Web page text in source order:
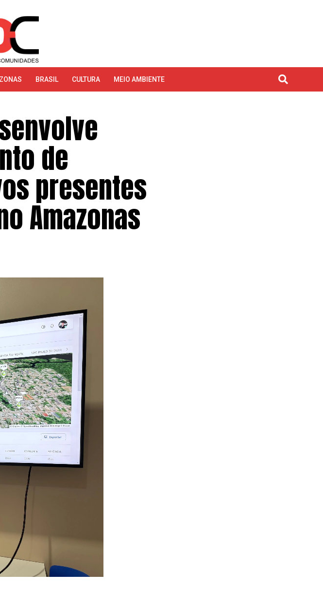
BRASIL CULTURA MEIO AMBIENTE
de
presentes
Amazonas